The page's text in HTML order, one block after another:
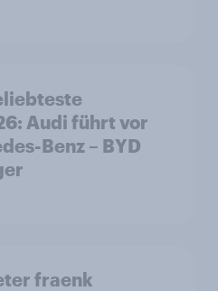
Audi führt vor
Benz – BYD
fraenk